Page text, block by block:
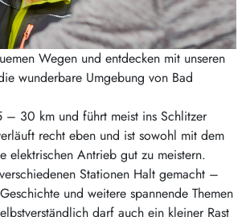
Wegen und entdecken mit unseren
wunderbare Umgebung von Bad
– 30 km und führt meist ins Schlitzer
recht eben und ist sowohl mit dem
elektrischen Antrieb gut zu meistern.
Stationen Halt gemacht –
und weitere spannende Themen
darf auch ein kleiner Rast